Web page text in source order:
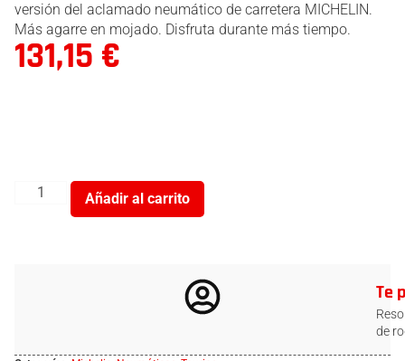
versión del aclamado neumático de carretera MICHELIN.
Más agarre en mojado. Disfruta durante más tiempo.
131,15 €
Añadir al carrito
Te
de